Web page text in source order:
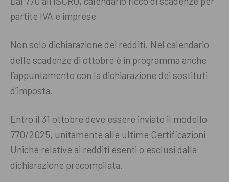
partite IVA e imprese
Non solo dichiarazione dei redditi. Nel calendario
delle scadenze di ottobre è in programma anche
l’appuntamento con la dichiarazione dei sostituti
d’imposta.
Entro il 31 ottobre deve essere inviato il modello
770/2025, unitamente alle ultime Certificazioni
Uniche relative ai redditi esenti o esclusi dalla
dichiarazione precompilata.